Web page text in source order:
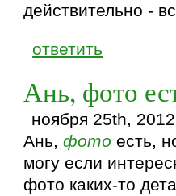
действительно -
ответить
Ань, фото
ноября 25th, 2012
Ань,фото есть,
могу если
фото каких-то